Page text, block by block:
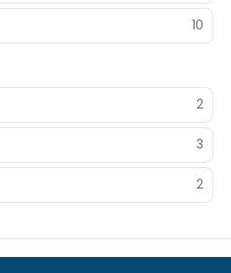
10
2
3
2